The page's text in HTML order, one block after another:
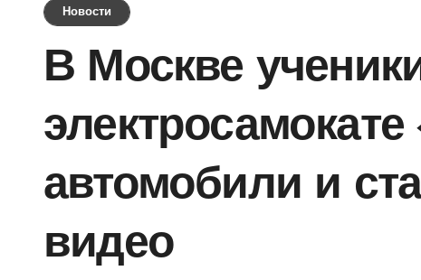
Новости
В Москве
автомобили и
видео